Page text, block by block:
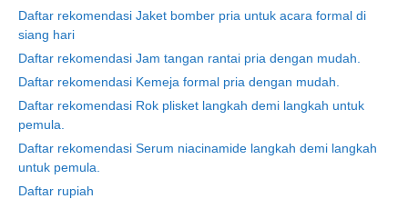
Daftar rekomendasi Jaket bomber pria untuk acara formal di
siang hari
Daftar rekomendasi Jam tangan rantai pria dengan mudah.
Daftar rekomendasi Kemeja formal pria dengan mudah.
Daftar rekomendasi Rok plisket langkah demi langkah untuk
pemula.
Daftar rekomendasi Serum niacinamide langkah demi langkah
untuk pemula.
Daftar rupiah